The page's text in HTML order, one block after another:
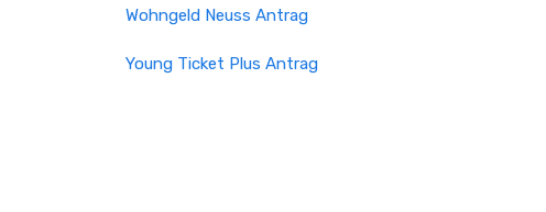
Wohngeld Neuss Antrag
Young Ticket Plus Antrag